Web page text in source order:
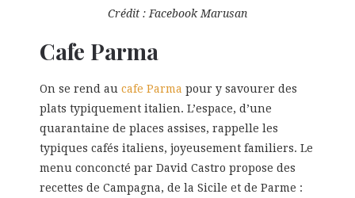
Crédit : Facebook Marusan
Cafe Parma
On se rend au cafe Parma pour y savourer des
plats typiquement italien. L’espace, d’une
quarantaine de places assises, rappelle les
typiques cafés italiens, joyeusement familiers. Le
menu conconcté par David Castro propose des
recettes de Campagna, de la Sicile et de Parme :